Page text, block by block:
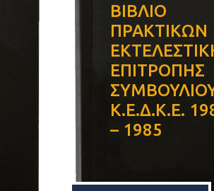
ΒΙΒΛΙΟ
ΠΡΑΚΤΙΚΩΝ
ΕΠΙΤΡΟΠΗΣ
Κ.Ε.Δ.Κ.Ε.
– 1985